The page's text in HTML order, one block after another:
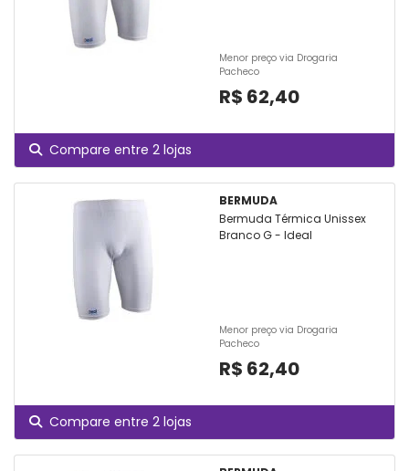
Menor preço via Drogaria
Pacheco
R$ 62,40
Compare entre 2 lojas
BERMUDA
Bermuda Térmica Unissex
Branco G - Ideal
Menor preço via Drogaria
Pacheco
R$ 62,40
Compare entre 2 lojas